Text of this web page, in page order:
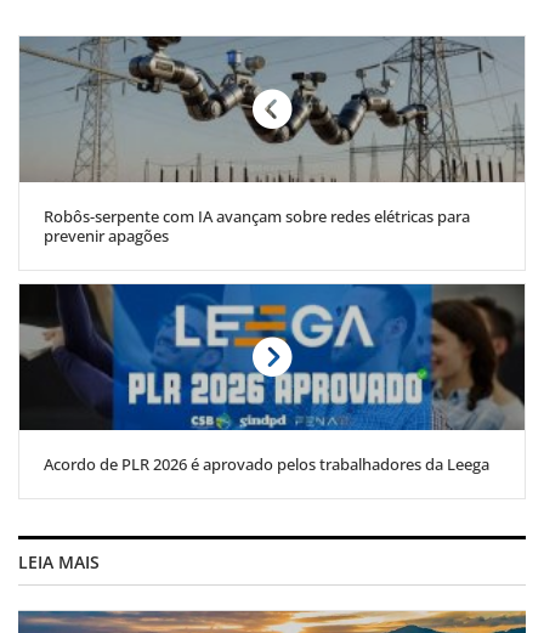
Robôs-serpente com IA avançam sobre redes elétricas para
prevenir apagões
Acordo de PLR 2026 é aprovado pelos trabalhadores da Leega
LEIA MAIS